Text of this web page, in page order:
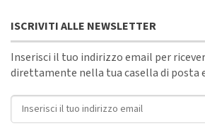
ISCRIVITI ALLE NEWSLETTER
Inserisci il tuo indirizzo email per
direttamente nella tua casella di posta
Indirizzo email